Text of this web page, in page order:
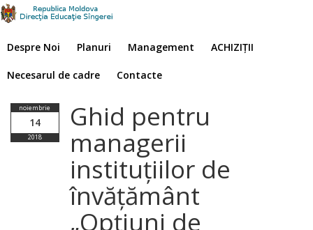
Despre Noi Planuri Management ACHIZIȚII
Necesarul de cadre Contacte
noiembrie
14
2018
Ghid pentru
managerii
instituțiilor de
învățământ
„Opțiuni de